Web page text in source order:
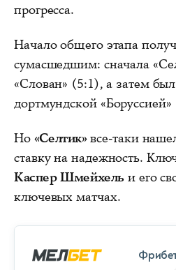
прогресса.
Начало общего этапа
сумасшедшим: сначала
«Слован» (5:1), а затем
дортмундской
Но «Селтик»все-таки
ставку на надежность.
Каспер Шмейхель и его
ключевых матчах.